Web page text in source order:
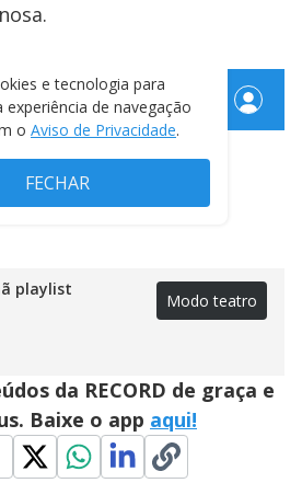
playlist
Modo teatro
da RECORD de graça e
Baixe o app aqui!